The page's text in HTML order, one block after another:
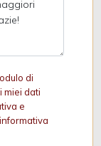
di
miei dati
e